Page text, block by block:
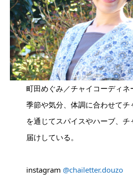
町田めぐみ／チャイコーディネ
季節や気分、体調に合わせてチ
を通じてスパイスやハーブ、
届けしている。
instagram @chailetter.douzo